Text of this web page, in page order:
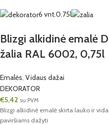
6 vnt.0.75l
Blizgi alkidinė emalė
žalia RAL 6002, 0,75l
Emalės, Vidaus dažai
DEKORATOR
€5,42 su PVM
Blizgi alkidinė emalė skirta lauko ir
paviršiams dažyti